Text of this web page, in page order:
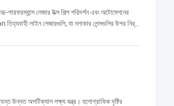
পারফরম্যান্স লেজার উত্স শিল্প পরিদর্শন এবং অটোমেশনের
লাইন লেজারগুলি, যা নলাকার লেন্সগুলির উপর নির্...
উন্নত অপটিক্যাল লক্ষ্য যন্ত্র। হলোগ্রাফিক দৃষ্টির